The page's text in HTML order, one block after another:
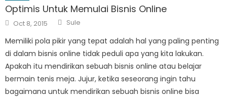
Optimis Untuk Memulai Bisnis Online
Posted
on
Oct 8, 2015 Author
Sule
Memiliki pola pikir yang tepat adalah hal yang paling penting
di dalam bisnis online tidak peduli apa yang kita lakukan.
Apakah itu mendirikan sebuah bisnis online atau belajar
bermain tenis meja. Jujur, ketika seseorang ingin tahu
bagaimana untuk mendirikan sebuah bisnis online bisa